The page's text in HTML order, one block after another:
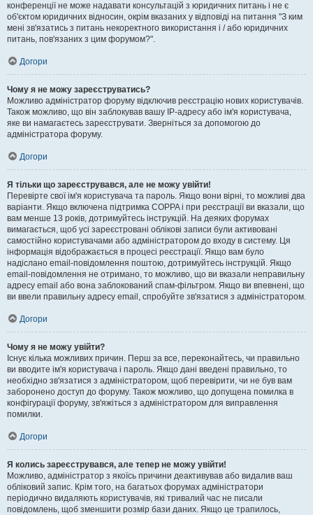
конференції не може надавати консультацій з юридичних питань і не є
об'єктом юридичних відносин, окрім вказаних у відповіді на питання "З ким
мені зв'язатись з питань некоректного використання і / або юридичних
питань, пов'язаних з цим форумом?".
Догори
Чому я не можу зареєструватись?
Можливо адміністратор форуму відключив реєстрацію нових користувачів.
Також можливо, що він заблокував вашу IP-адресу або ім'я користувача,
яке ви намагаєтесь зареєструвати. Зверніться за допомогою до
адміністратора форуму.
Догори
Я тільки що зареєструвався, але не можу увійти!
Перевірте свої ім'я користувача та пароль. Якщо вони вірні, то можливі два
варіанти. Якщо включена підтримка COPPA і при реєстрації ви вказали, що
вам менше 13 років, дотримуйтесь інструкцій. На деяких форумах
вимагається, щоб усі зареєстровані облікові записи були активовані
самостійно користувачами або адміністратором до входу в систему. Ця
інформація відображається в процесі реєстрації. Якщо вам було
надіслано email-повідомлення поштою, дотримуйтесь інструкцій. Якщо
email-повідомлення не отримано, то можливо, що ви вказали неправильну
адресу email або вона заблокований спам-фільтром. Якщо ви впевнені, що
ви ввели правильну адресу email, спробуйте зв'язатися з адміністратором.
Догори
Чому я не можу увійти?
Існує кілька можливих причин. Перш за все, переконайтесь, чи правильно
ви вводите ім'я користувача і пароль. Якщо дані введені правильно, то
необхідно зв'язатися з адміністратором, щоб перевірити, чи не був вам
заборонено доступ до форуму. Також можливо, що допущена помилка в
конфігурації форуму, зв'яжіться з адміністратором для виправлення
помилки.
Догори
Я колись зареєструвався, але тепер не можу увійти!
Можливо, адміністратор з якоїсь причини деактивував або видалив ваш
обліковий запис. Крім того, на багатьох форумах адміністратори
періодично видаляють користувачів, які тривалий час не писали
повідомлень, щоб зменшити розмір бази даних. Якщо це трапилось,